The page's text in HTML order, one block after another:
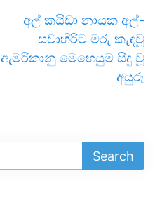
අල් කයිඩා නායක අල්-
සවාහිරිට මරු කැඳවූ
ඇමරිකානු මෙහෙයුම සිදු වූ
අයුරු